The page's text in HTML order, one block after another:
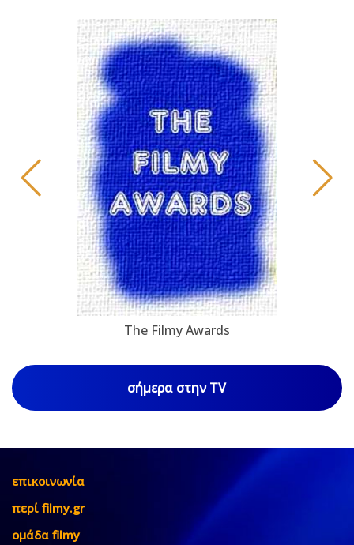
The Filmy Awards
σήμερα στην TV
επικοινωνία
περί filmy.gr
ομάδα filmy